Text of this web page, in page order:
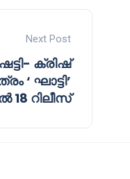
Next Post
ക്രിഷ്
‘ ഘാട്ടി’
18 റിലീസ്